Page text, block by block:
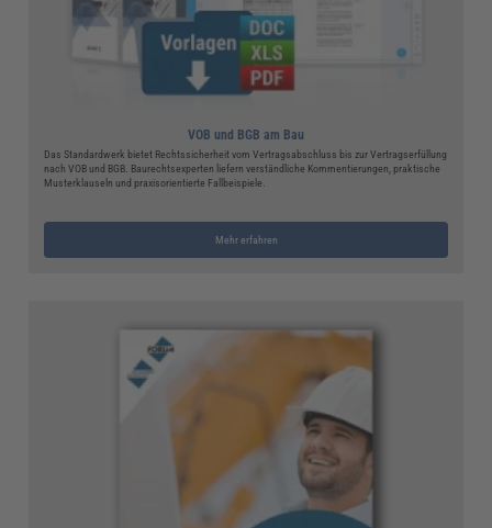
VOB und BGB am Bau
Das Standardwerk bietet Rechtssicherheit vom Vertragsabschluss bis zur Vertragserfüllung
nach VOB und BGB. Baurechtsexperten liefern verständliche Kommentierungen, praktische
Musterklauseln und praxisorientierte Fallbeispiele.
Mehr erfahren